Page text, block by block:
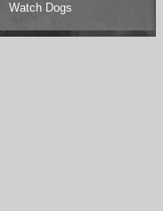
Watch Dogs